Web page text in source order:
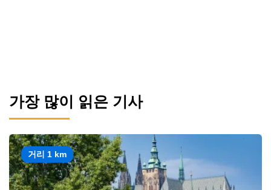
가장 많이 읽은 기사
거리 1 km